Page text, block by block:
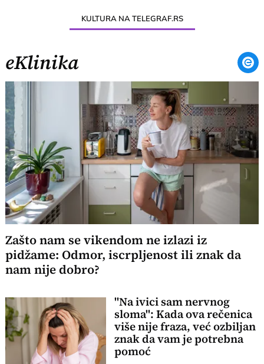
KULTURA NA TELEGRAF.RS
eKlinika
Zašto nam se vikendom ne izlazi iz
pidžame: Odmor, iscrpljenost ili znak da
nam nije dobro?
"Na ivici sam nervnog
sloma": Kada ova rečenica
više nije fraza, već ozbiljan
znak da vam je potrebna
pomoć